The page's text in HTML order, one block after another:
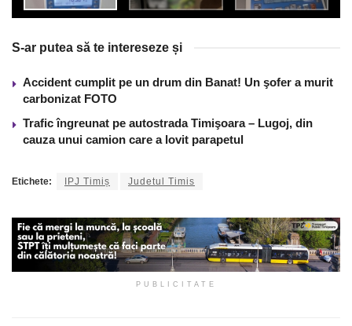
S-ar putea să te intereseze și
Accident cumplit pe un drum din Banat! Un şofer a murit
carbonizat FOTO
Trafic îngreunat pe autostrada Timişoara – Lugoj, din
cauza unui camion care a lovit parapetul
Etichete: IPJ Timiș Judetul Timis
PUBLICITATE